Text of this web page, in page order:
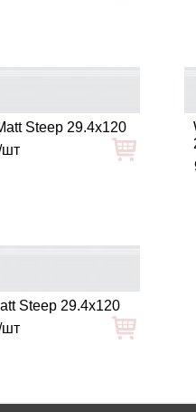
Steep 29.4x120
шт
Steep 29.4x120
шт